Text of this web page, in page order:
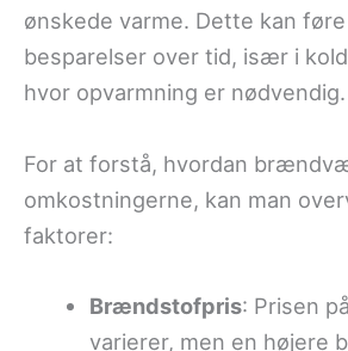
ønskede varme. Dette kan
besparelser over tid, især i
hvor opvarmning er nødvendig.
For at forstå, hvordan
omkostningerne, kan man
faktorer:
Brændstofpris: Prisen
varierer, men en højere